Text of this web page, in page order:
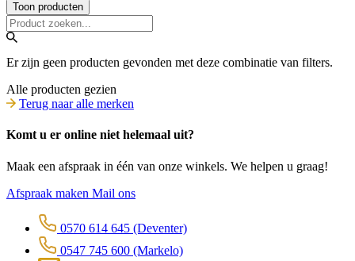
Toon producten
Er zijn geen producten gevonden met deze combinatie van filters.
Alle producten gezien
Terug naar alle merken
Komt u er online niet helemaal uit?
Maak een afspraak in één van onze winkels. We helpen u graag!
Afspraak maken Mail ons
0570 614 645 (Deventer)
0547 745 600 (Markelo)